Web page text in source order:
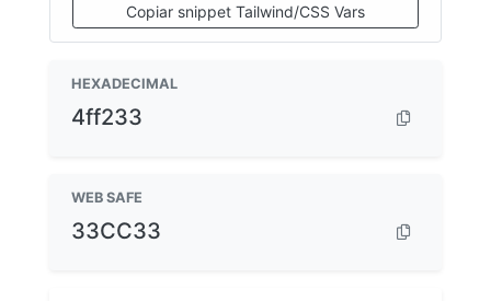
Copiar snippet Tailwind/CSS Vars
HEXADECIMAL
4ff233
WEB SAFE
33CC33